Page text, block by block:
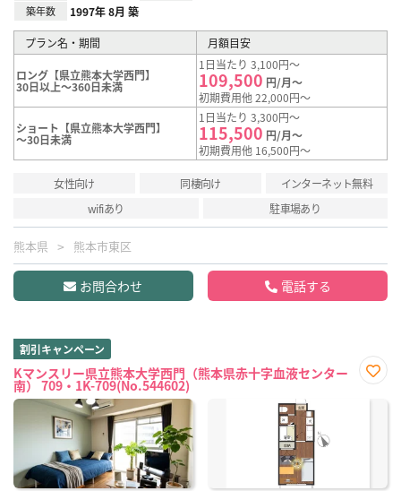
築年数 1997年 8月 築
プラン名・期間 月額目安
ロング【県立熊本大学西門】
30日以上～360日未満
1日当たり 3,100円～
109,500 円/月～
初期費用他 22,000円～
ショート【県立熊本大学西門】
～30日未満
1日当たり 3,300円～
115,500 円/月～
初期費用他 16,500円～
女性向け 同棲向け
インターネット無料
wifiあり
駐車場あり
熊本県 熊本市東区
お問合わせ 電話する
割引キャンペーン
Kマンスリー県立熊本大学西門（熊本県赤十字血液センター
南） 709・1K-709(No.544602)
に入